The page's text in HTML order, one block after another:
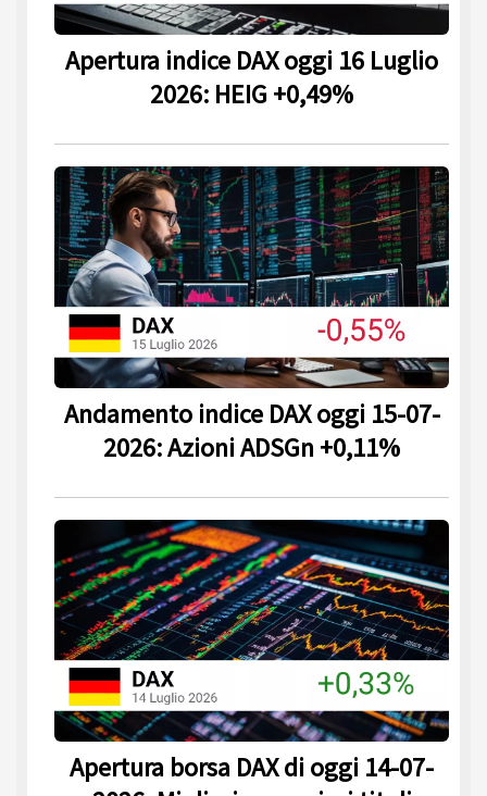
Apertura indice DAX oggi 16 Luglio
2026: HEIG +0,49%
Andamento indice DAX oggi 15-07-
2026: Azioni ADSGn +0,11%
Apertura borsa DAX di oggi 14-07-